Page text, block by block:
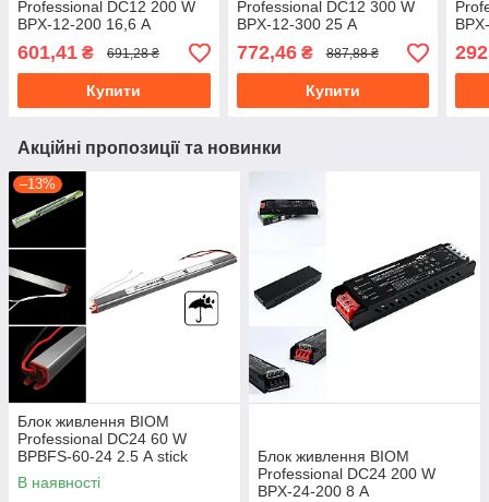
Professional DC12 200 W
BPX-12-200 16,6 А
601,41 ₴ 691,28 ₴
Купити
Professional DC12 300 W
BPX-12-300 25 А
772,46₴ 887,88 ₴
Купити
Акційні пропозиції та новинки
–13%
Блок живлення BIOM
Professional DC24 60 W
BPBFS-60-24 2.5 А stick
герметичний
В наявності
Блок живлення BIOM
Professional DC24 200 W
BPX-24-200 8 А